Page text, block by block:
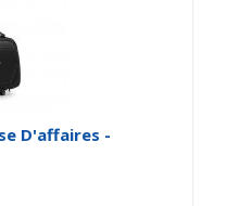
D'affaires -